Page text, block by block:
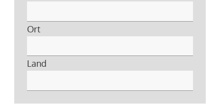
Ort
Land